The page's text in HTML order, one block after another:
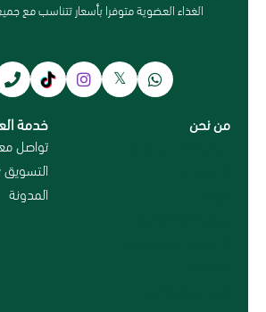
الغذاء العضوية متوفرا بأسعار تتناسب مع
من نحن خدمة
تواصل
التسويق
المدونة